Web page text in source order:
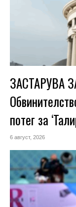
ЗАСТАРУВА
потег за
6 август, 2026